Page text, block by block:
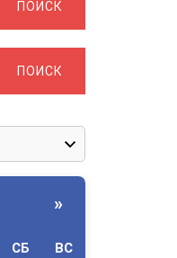
»
СБ ВС